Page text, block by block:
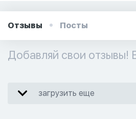
Отзывы Посты
Добавляй свои отзывы!
загрузить еще